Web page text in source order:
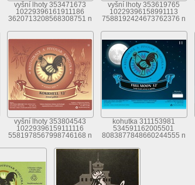
vyšní lhoty 353471673
10229396161911186
3620713208568308751 n
vyšní lhoty 353619765
10229396158991113
7588192424673762376 n
vyšní lhoty 353804543
10229396159111116
5581978567998746168 n
kohutka 311153981
534591162005501
8083877848660244555 n